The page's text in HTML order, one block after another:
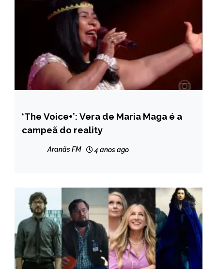
ENTRETENIMENTO
‘The Voice+’: Vera de Maria Maga é a
campeã do reality
Aranãs FM 4 anos ago